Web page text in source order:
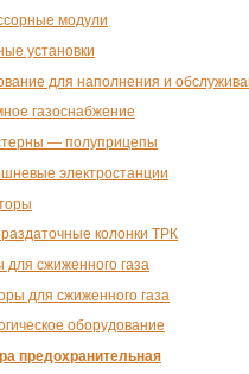
модули
установки
для наполнения и
газоснабжение
— полуприцепы
электростанции
колонки ТРК
для сжиженного газа
для сжиженного газа
оборудование
предохранительная